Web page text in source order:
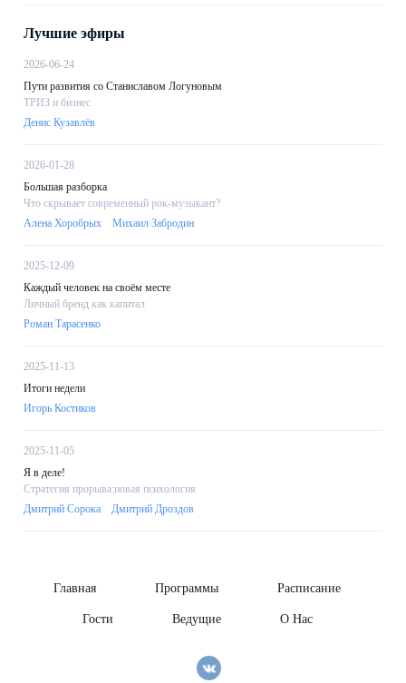
Лучшие эфиры
2026-06-24
Пути развития со Станиславом Логуновым
ТРИЗ и бизнес
Денис Кузавлёв
2026-01-28
Большая разборка
Что скрывает современный рок-музыкант?
Алена Хоробрых
Михаил Забродин
2025-12-09
Каждый человек на своём месте
Личный бренд как капитал
Роман Тарасенко
2025-11-13
Итоги недели
Игорь Костиков
2025-11-05
Я в деле!
Стратегия прорыва:новая психология
Дмитрий Сорока
Дмитрий Дроздов
Главная Программы Расписание
Гости Ведущие О Нас